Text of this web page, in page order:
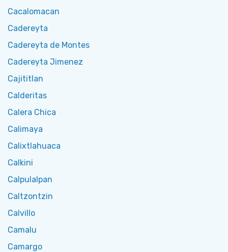
Cacalomacan
Cadereyta
Cadereyta de Montes
Cadereyta Jimenez
Cajititlan
Calderitas
Calera Chica
Calimaya
Calixtlahuaca
Calkini
Calpulalpan
Caltzontzin
Calvillo
Camalu
Camargo